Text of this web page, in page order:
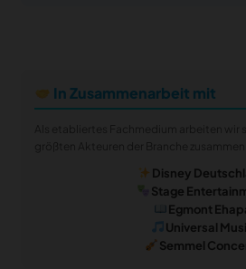
In Zusammenarbeit mit
Disney
Stage
Egmont
Universal
Semmel